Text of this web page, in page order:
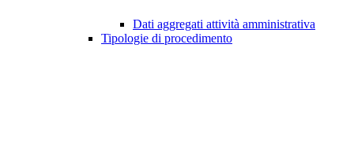
Dati aggregati attività amministrativa
Tipologie di procedimento